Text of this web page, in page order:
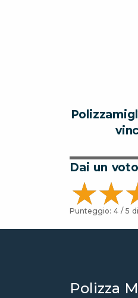
Dai un
Punteggio: 4 / 5 di
Polizza